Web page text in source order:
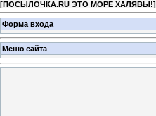
[ПОСЫЛОЧКА.RU ЭТО МОРЕ ХАЛЯВЫ!]
Форма входа
Меню сайта